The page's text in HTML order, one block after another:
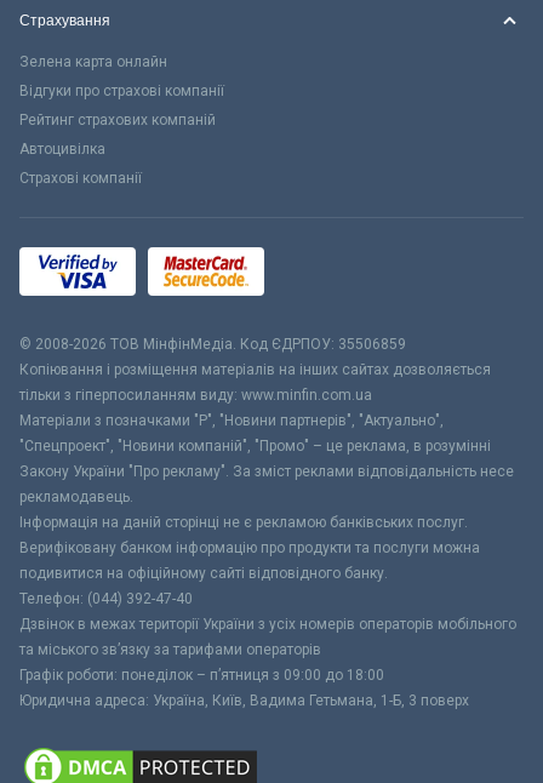
Страхування
Зелена карта онлайн
Відгуки про страхові компанії
Рейтинг страхових компаній
Автоцивілка
Страхові компанії
© 2008-2026 ТОВ МiнфiнМедiа. Код ЄДРПОУ: 35506859
Копіювання і розміщення матеріалів на інших сайтах дозволяється
тільки з гіперпосиланням виду: www.minfin.com.ua
Матеріали з позначками "Р", "Новини партнерів", "Актуально",
"Спецпроект", "Новини компаній", "Промо" – це реклама, в розумінні
Закону України "Про рекламу". За зміст реклами відповідальність несе
рекламодавець.
Інформація на даній сторінці не є рекламою банківських послуг.
Верифіковану банком інформацію про продукти та послуги можна
подивитися на офіційному сайті відповідного банку.
Телефон: (044) 392-47-40
Дзвінок в межах території України з усіх номерів операторів мобільного
та міського зв’язку за тарифами операторів
Графік роботи: понеділок – п’ятниця з 09:00 до 18:00
Юридична адреса: Україна, Київ, Вадима Гетьмана, 1-Б, 3 поверх